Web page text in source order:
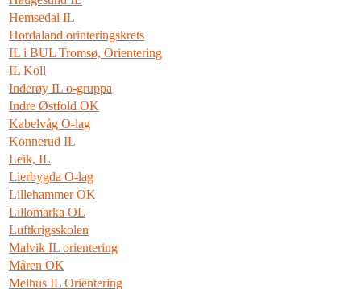
Hemsedal IL
Hordaland orinteringskrets
IL i BUL Tromsø, Orientering
IL Koll
Inderøy IL o-gruppa
Indre Østfold OK
Kabelvåg O-lag
Konnerud IL
Leik, IL
Lierbygda O-lag
Lillehammer OK
Lillomarka OL
Luftkrigsskolen
Malvik IL orientering
Måren OK
Melhus IL Orientering